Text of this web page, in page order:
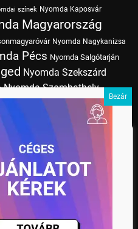
élmény fokozására,
tartalmak megjelenítésére,
"Mindent elfogad" gombra
k használatához.
színek Nyomda Kaposvár
Magyarország
Nyomda Nagykanizsa
Pécs Nyomda Salgótarján
Nyomda Szekszárd
Nyomda Szombathely
Nyomda Tatabánya Nyomda Vác
Érd nyomtatás
Budapesten